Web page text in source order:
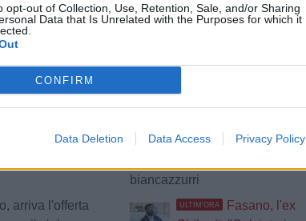
opt-out of Collection, Use, Retention, Sale, and/or Sharing
Data that Is Unrelated with the Purposes for which it
CONFIRM
Data Deletion Data Access Privacy Policy
giusto per la nostra rinascita"
Siracusa, in
tutti i
fare sul serio"
alla Covisod: il
sua leggenda: Taurino
biancazzurri
arriva l'offerta
ULTIM'ORA
Fasano, l'ex